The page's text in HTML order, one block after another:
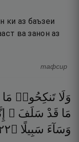
ки аз баъзеи
ва занон аз
тафсир
وَلَا تَنكِحُوا۟ مَا
مَا قَدْ سَلَفَ ۚ
وَسَآءَ سَبِيلًا ۝